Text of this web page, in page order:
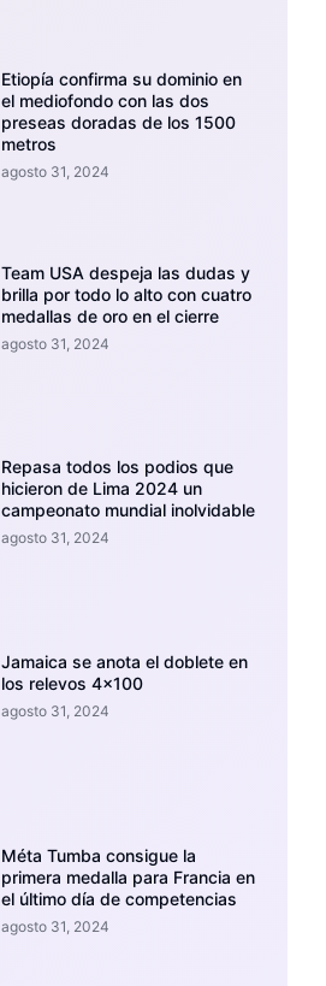
Etiopía confirma su dominio en
el mediofondo con las dos
preseas doradas de los 1500
metros
agosto 31, 2024
Team USA despeja las dudas y
brilla por todo lo alto con cuatro
medallas de oro en el cierre
agosto 31, 2024
Repasa todos los podios que
hicieron de Lima 2024 un
campeonato mundial inolvidable
agosto 31, 2024
Jamaica se anota el doblete en
los relevos 4×100
agosto 31, 2024
Méta Tumba consigue la
primera medalla para Francia en
el último día de competencias
agosto 31, 2024